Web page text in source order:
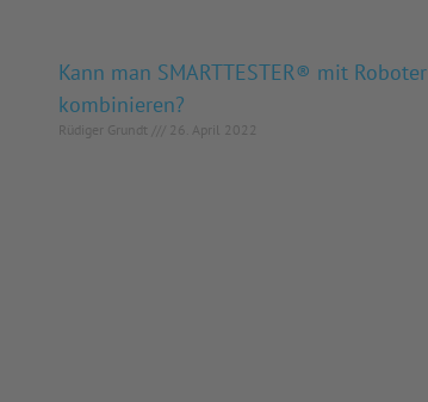
Kann man SMARTTESTER® mit Roboter
kombinieren?
Rüdiger Grundt 26. April 2022